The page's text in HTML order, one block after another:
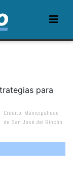
Crédito: Municipalidad
de San José del Rincón